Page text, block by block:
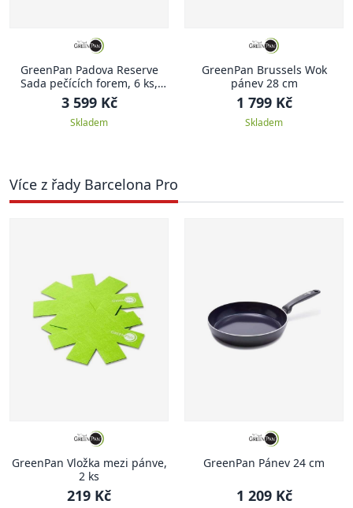
GreenPan Padova Reserve
Sada pečících forem, 6 ks,
černá
3 599 Kč
Skladem
GreenPan Brussels Wok
pánev 28 cm
1 799 Kč
Skladem
Více z řady Barcelona Pro
GreenPan Vložka mezi pánve,
2 ks
219 Kč
GreenPan Pánev 24 cm
1 209 Kč